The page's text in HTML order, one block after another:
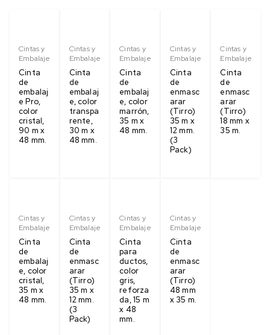
Cintas y
Embalaje
Cinta
de
embalaj
e Pro,
color
cristal,
90 m x
48 mm.
Cintas y
Embalaje
Cinta
de
embalaj
e, color
transpa
rente,
30 m x
48 mm.
Cintas y
Embalaje
Cinta
de
embalaj
e, color
marrón,
35 m x
48 mm.
Cintas y
Embalaje
Cinta
de
enmasc
arar
(Tirro)
35 m x
12 mm.
(3
Pack)
Cintas y
Embalaje
Cinta
de
enmasc
arar
(Tirro)
18 mm x
35 m.
Cintas y
Embalaje
Cinta
de
embalaj
e, color
cristal,
35 m x
48 mm.
Cintas y
Embalaje
Cinta
de
enmasc
arar
(Tirro)
35 m x
12 mm.
(3
Pack)
Cintas y
Embalaje
Cinta
para
ductos,
color
gris,
reforza
da, 15 m
x 48
mm.
Cintas y
Embalaje
Cinta
de
enmasc
arar
(Tirro)
48 mm
x 35 m.